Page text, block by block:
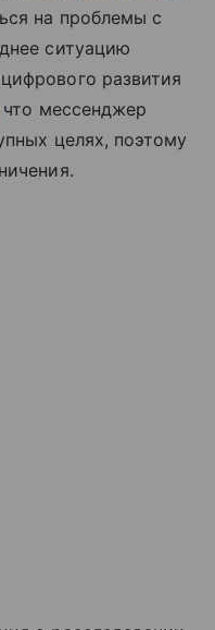
на проблемы с
ситуацию
развития
что мессенджер
целях, поэтому